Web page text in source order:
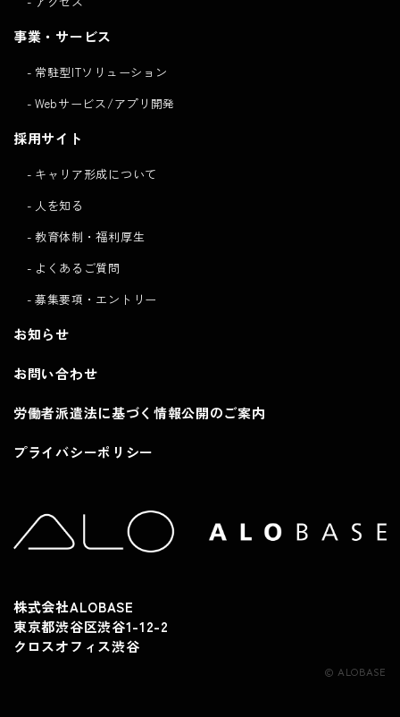
株式会社ALOBASE
東京都渋谷区渋谷1-12-2
クロスオフィス渋谷
© ALOBASE
事業・サービス
常駐型ITソリューション
Webサービス/アプリ開発
採用サイト
キャリア形成について
人を知る
教育体制・福利厚生
よくあるご質問
募集要項・エントリー
お知らせ
お問い合わせ
労働者派遣法に基づく情報公開のご案内
プライバシーポリシー